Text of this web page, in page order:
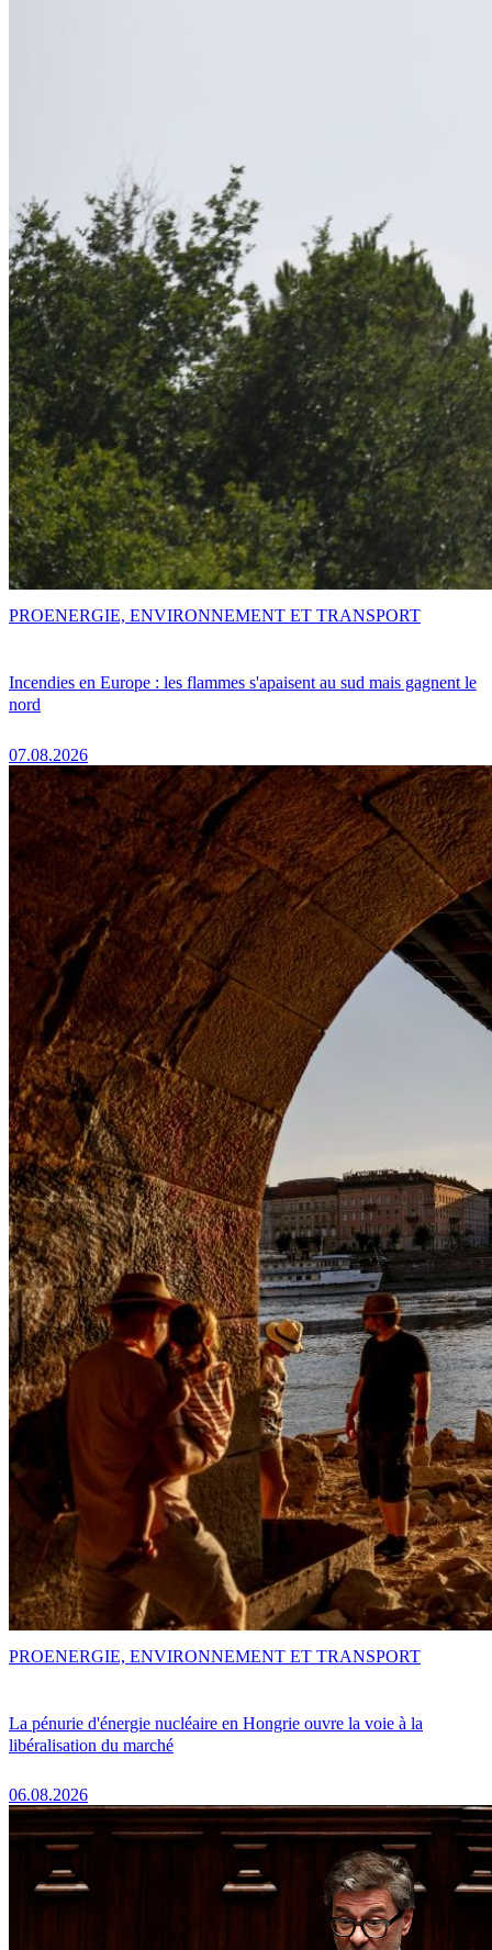
Incendies en Europe : les flammes s'apaisent au sud mais gagnent le
nord
07.08.2026
PROENERGIE, ENVIRONNEMENT ET TRANSPORT
La pénurie d'énergie nucléaire en Hongrie ouvre la voie à la
libéralisation du marché
06.08.2026
PROENERGIE, ENVIRONNEMENT ET TRANSPORT